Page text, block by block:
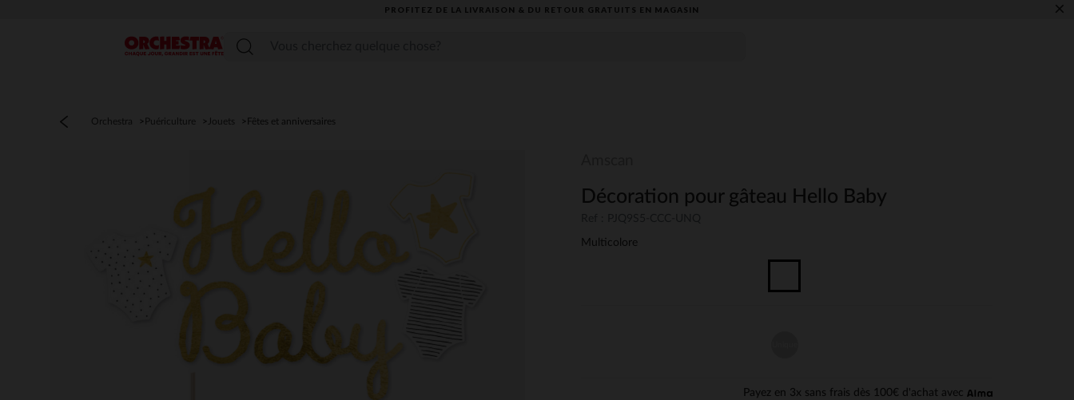
PROFITEZ DE LA LIVRAISON & DU RETOUR GRATUITS EN MAGASIN​ ×
Menu
Orchestra Puériculture Jouets Fêtes et anniversaires
Décoration pour gâteau Hello Baby
Multicolore
Payez en 3x sans frais dès 100€ d'achat avec